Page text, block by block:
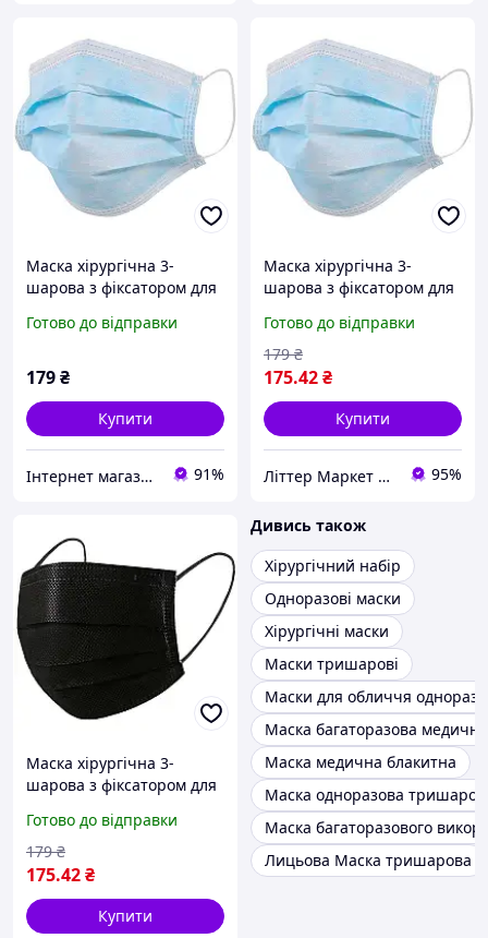
Маска хірургічна 3-
шарова з фіксатором для
Блакитний
Готово до відправки
179₴
Купити
Інтернет магазин Ароматна розкіш Fragrant luxury 91%
Маска хірургічна 3-
шарова з фіксатором для
Готово до відправки
175.42₴
179 ₴
Купити
Літтер Маркет ⭐️⭐️⭐️⭐️⭐️ 95%
Маска хірургічна 3-
шарова з фіксатором для
Готово до відправки
175.42₴
179 ₴
Купити
Дивись також
Хірургічний набір
Одноразові маски
Хірургічні маски
Маски тришарові
Маски для обличчя
Маска багаторазова медична
Маска медична блакитна
Маска одноразова
Маска багаторазового
Лицьова Маска тришарова